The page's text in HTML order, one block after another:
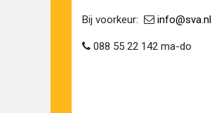
Bij voorkeur:​ ​ info@sva​.nl
088 55 22 142 ma-do